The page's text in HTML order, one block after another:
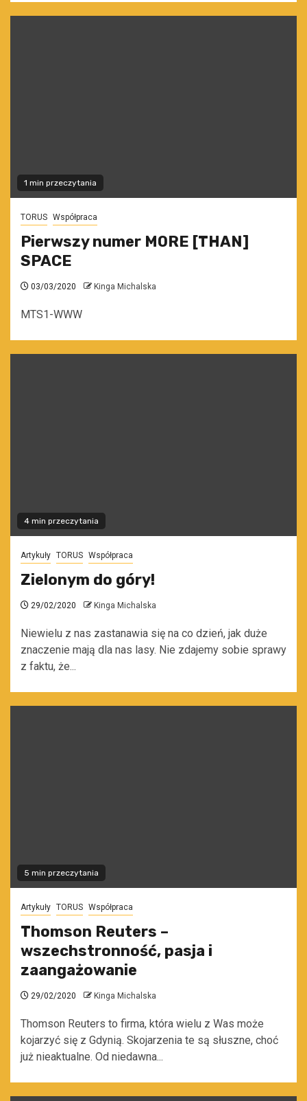
1 min przeczytania
TORUS Współpraca
Pierwszy numer MORE [THAN]
SPACE
03/03/2020 Kinga Michalska
MTS1-WWW
4 min przeczytania
Artykuły TORUS Współpraca
Zielonym do góry!
29/02/2020 Kinga Michalska
Niewielu z nas zastanawia się na co dzień, jak duże
znaczenie mają dla nas lasy. Nie zdajemy sobie sprawy
z faktu, że...
5 min przeczytania
Artykuły TORUS Współpraca
Thomson Reuters –
wszechstronność, pasja i
zaangażowanie
29/02/2020 Kinga Michalska
Thomson Reuters to firma, która wielu z Was może
kojarzyć się z Gdynią. Skojarzenia te są słuszne, choć
już nieaktualne. Od niedawna...